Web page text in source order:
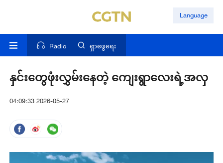
Language
Radio ရှာဖွေရေး
နှင်းတွေဖုံးလွှမ်းနေတဲ့ ကျေးရွာလေးရဲ့အလှ
04:09:33 2026-05-27